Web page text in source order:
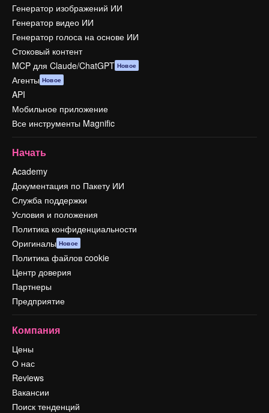
Генератор изображений ИИ
Генератор видео ИИ
Генератор голоса на основе ИИ
Стоковый контент
MCP для Claude/ChatGPT Новое
Агенты Новое
API
Мобильное приложение
Все инструменты Magnific
Начать
Academy
Документация по Пакету ИИ
Служба поддержки
Условия и положения
Политика конфиденциальности
Оригиналы Новое
Политика файлов cookie
Центр доверия
Партнеры
Предприятие
Компания
Цены
О нас
Reviews
Вакансии
Поиск тенденций